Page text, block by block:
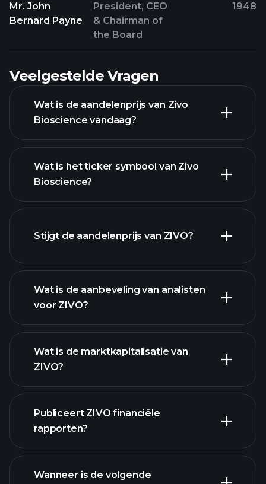
Mr. John
Bernard Payne
President, CEO
& Chairman of
the Board
1948
Veelgestelde Vragen
Wat is de aandelenprijs van Zivo
Bioscience vandaag?
Wat is het ticker symbool van Zivo
Bioscience?
Stijgt de aandelenprijs van ZIVO?
ZIVO
grafiek.
Wat is de aanbeveling van analisten
voor ZIVO?
Wat is de marktkapitalisatie van
ZIVO?
onze lijst van aandelen
Publiceert ZIVO financiële
rapporten?
ZIVO financiële gegevens
Wanneer is de volgende